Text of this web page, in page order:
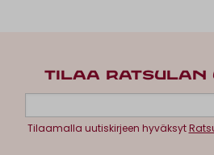
TILAA RATSULAN
Tilaamalla uutiskirjeen hyväksyt